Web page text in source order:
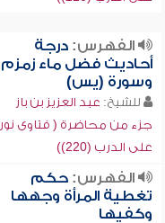
الفهرس:درجة
أحاديث فضل ماء زمزم
وسورة (يس)
للشيخ: عبد العزيز بن باز
جزء من محاضرة ( فتاوى نور
على الدرب (220))
الفهرس:حكم
تغطية المرأة وجهها
وكفيها